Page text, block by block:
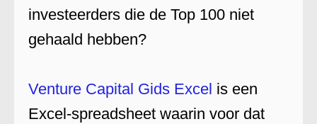
investeerders die de Top 100 niet
gehaald hebben?
Venture Capital Gids Excel is een
Excel-spreadsheet waarin voor dat